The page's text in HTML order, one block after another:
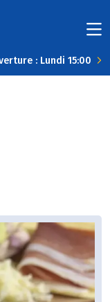
: Lundi 15:00